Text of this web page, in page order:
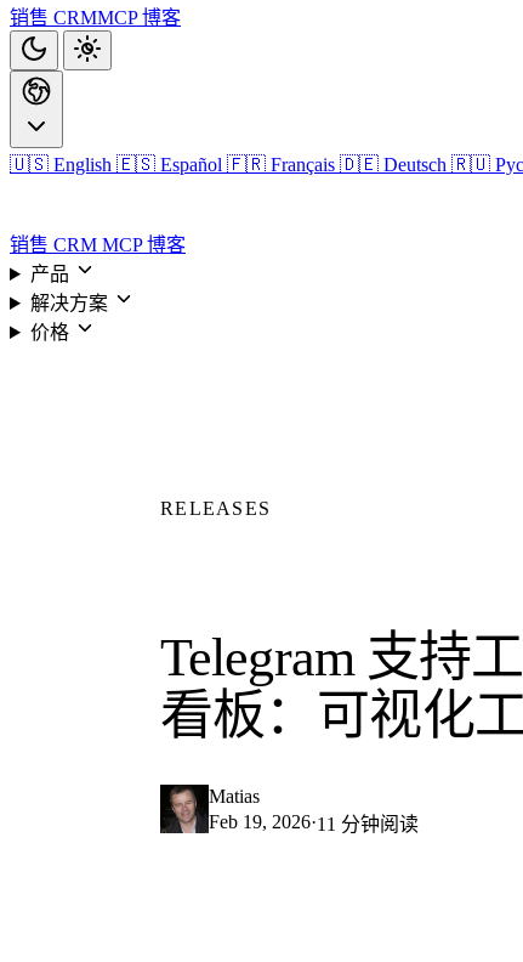
销售 CRMMCP博客
🇺🇸 English 🇪🇸 Español 🇫🇷 Français 🇩🇪 Deutsch 🇷🇺
销售 CRM MCP博客
产品
解决方案
价格
RELEASES
Telegram 支持
看板：可视化
Matias
Feb 19, 2026·11 分钟阅读